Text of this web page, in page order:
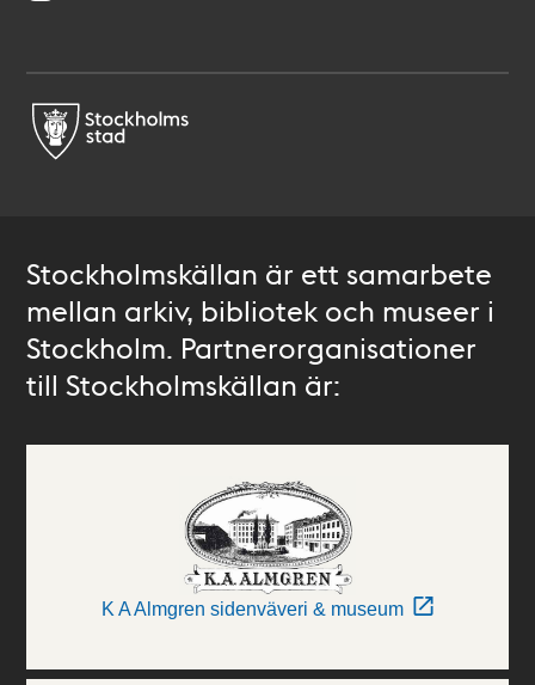
Stockholmskällan är ett samarbete
mellan arkiv, bibliotek och museer i
Stockholm. Partnerorganisationer
till Stockholmskällan är:
K A Almgren sidenväveri & museum